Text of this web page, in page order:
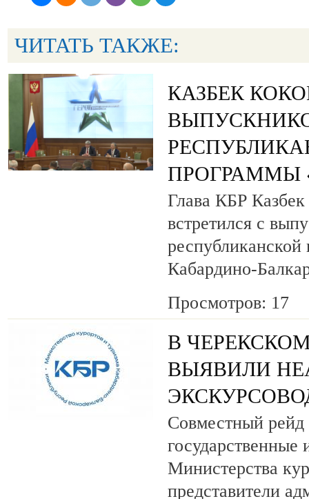
ЧИТАТЬ ТАКЖЕ:
КАЗБЕК
ПРОГРАММЫ
Глава КБР Казбек
встретился с
Кабардино-
Просмотров: 17
В
ВЫЯВИЛИ
Совместный рейд
государственные
Министерства
представители